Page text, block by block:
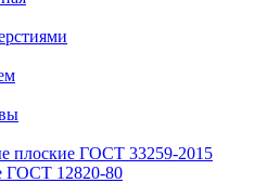
плоские ГОСТ 33259-2015
ГОСТ 12820-80